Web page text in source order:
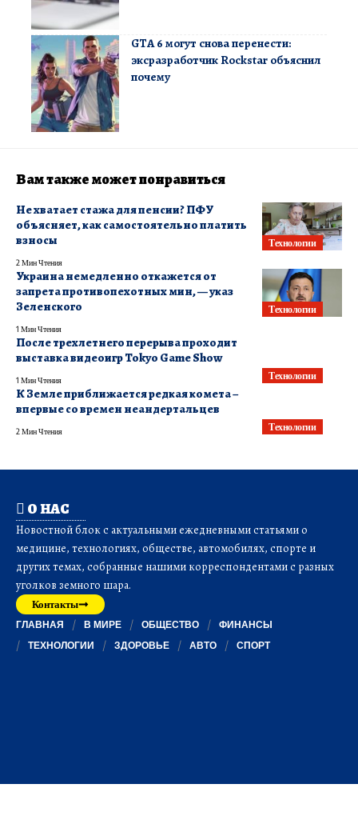
GTA 6 могут снова перенести:
эксразработчик Rockstar объяснил
почему
Вам также может понравиться
Технологии
Не хватает стажа для пенсии? ПФУ
объясняет, как самостоятельно платить
взносы
2 Мин Чтения
Технологии
Украина немедленно откажется от
запрета противопехотных мин, — указ
Зеленского
1 Мин Чтения
Технологии
После трехлетнего перерыва проходит
выставка видеоигр Tokyo Game Show
1 Мин Чтения
Технологии
К Земле приближается редкая комета –
впервые со времен неандертальцев
2 Мин Чтения
О НАС
Новостной блок с актуальными ежедневными статьями о
медицине, технологиях, обществе, автомобилях, спорте и
других темах, собранные нашими корреспондентами с разных
уголков земного шара.
Контакты
ГЛАВНАЯ В МИРЕ ОБЩЕСТВО
ФИНАНСЫ
ТЕХНОЛОГИИ
ЗДОРОВЬЕ АВТО СПОРТ